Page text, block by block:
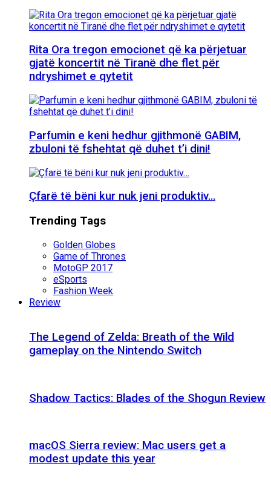
Rita Ora tregon emocionet që ka përjetuar
gjatë koncertit në Tiranë dhe flet për
ndryshimet e qytetit
Parfumin e keni hedhur gjithmonë GABIM,
zbuloni të fshehtat që duhet t’i dini!
Çfarë të bëni kur nuk jeni produktiv…
Trending Tags
Golden Globes
Game of Thrones
MotoGP 2017
eSports
Fashion Week
Review
The Legend of Zelda: Breath of the Wild
gameplay on the Nintendo Switch
Shadow Tactics: Blades of the Shogun Review
macOS Sierra review: Mac users get a
modest update this year